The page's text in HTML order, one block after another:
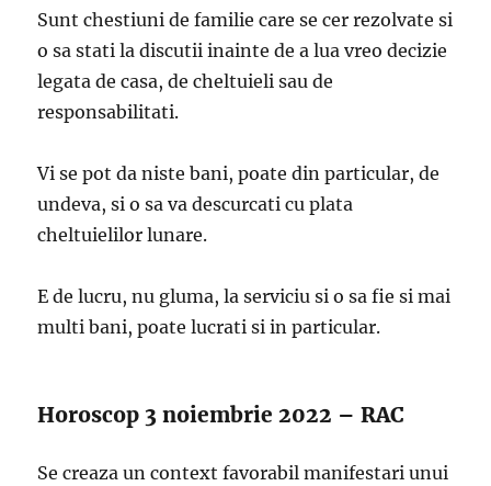
Sunt chestiuni de familie care se cer rezolvate si
o sa stati la discutii inainte de a lua vreo decizie
legata de casa, de cheltuieli sau de
responsabilitati.
Vi se pot da niste bani, poate din particular, de
undeva, si o sa va descurcati cu plata
cheltuielilor lunare.
E de lucru, nu gluma, la serviciu si o sa fie si mai
multi bani, poate lucrati si in particular.
Horoscop 3 noiembrie 2022 – RAC
Se creaza un context favorabil manifestari unui